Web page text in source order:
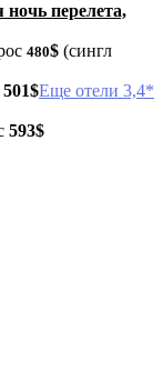
перелета,
480$ (сингл
501$Еще отели 3,4*
593$